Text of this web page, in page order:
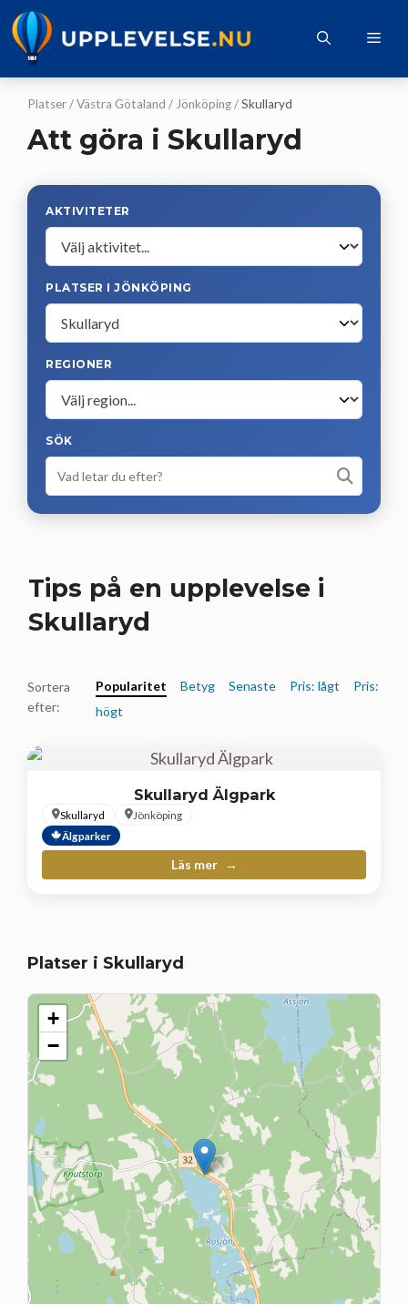
Hoppa
till
innehåll
Platser/Västra Götaland / Jönköping/Skullaryd
Att göra i Skullaryd
AKTIVITETER
PLATSER I JÖNKÖPING
REGIONER
SÖK
Tips på en upplevelse i
Skullaryd
Sortera
efter:
Popularitet Betyg Senaste Pris: lågt
Pris:
högt
Skullaryd Älgpark
Skullaryd
Jönköping
Älgparker
Läs mer
Platser i Skullaryd
+
−